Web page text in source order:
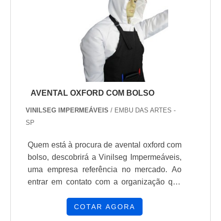
policiais ou atiradores esportivos, o coldre
para pistola da AURUM é a escolha ideal
para quem busca segurança e praticidade
no transporte de armas.
AVENTAL OXFORD COM BOLSO
VINILSEG IMPERMEÁVEIS / EMBU DAS ARTES -
SP
Quem está à procura de avental oxford com
bolso, descobrirá a Vinilseg Impermeáveis,
uma empresa referência no mercado. Ao
entrar em contato com a organização que
um suporte completo para sanar eventuais
COTAR AGORA